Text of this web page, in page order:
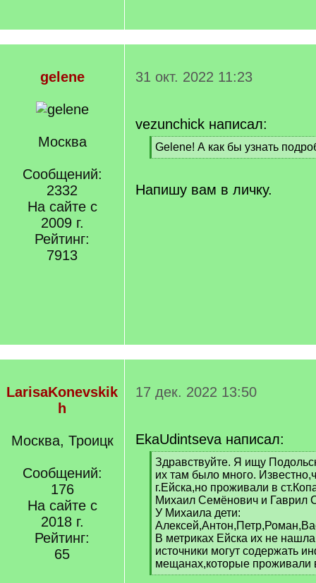
gelene
Москва
Сообщений:
2332
На сайте с
2009 г.
Рейтинг:
7913
31 окт. 2022 11:23
vezunchick написал:
[
q
Gelene! А как бы узнать
[
q
]
Напишу вам в личку.
LarisaKonevskik
h
Москва, Троицк
Сообщений:
176
На сайте с
2018 г.
Рейтинг:
65
17 дек. 2022 13:50
EkaUdintseva написал:
[
q
]
Здравствуйте. Я ищу
их там было много.
г.Ейска,но проживали в
Михаил Семёнович и Гаврил
У Михаила дети:
В метриках Ейска их не
источники могут содержать
мещанах,которые проживали
[